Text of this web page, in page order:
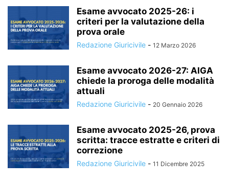
Esame avvocato 2025-26: i
criteri per la valutazione della
prova orale
Redazione Giuricivile - 12 Marzo 2026
Esame avvocato 2026-27: AIGA
chiede la proroga delle modalità
attuali
Redazione Giuricivile - 20 Gennaio 2026
Esame avvocato 2025-26, prova
scritta: tracce estratte e criteri di
correzione
Redazione Giuricivile - 11 Dicembre 2025